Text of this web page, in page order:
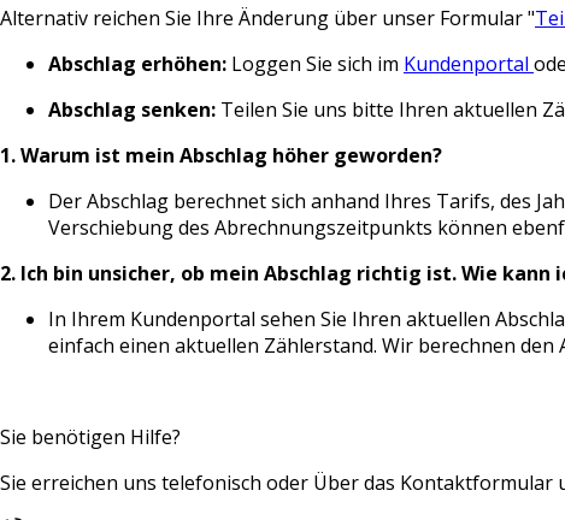
Alternativ reichen Sie Ihre Änderung über unser Formular"
Abschlag erhöhen: Loggen Sie sich im Kundenportal
Abschlag senken: Teilen Sie uns bitte Ihren aktuellen
1. Warum ist mein Abschlag höher geworden?
Der Abschlag berechnet sich anhand Ihres Tarifs, des
Verschiebung des Abrechnungszeitpunkts können
2. Ich bin unsicher, ob mein Abschlag richtig ist. Wie kann
In Ihrem Kundenportal sehen Sie Ihren aktuellen
einfach einen aktuellen Zählerstand. Wir berechnen
Sie benötigen Hilfe?
Sie erreichen uns telefonisch oder Über das Kontaktformular